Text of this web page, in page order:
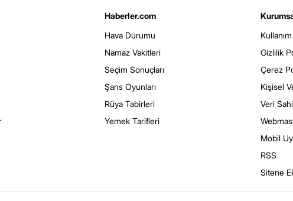
Haberler.com
Hava Durumu
Namaz Vakitleri
Seçim Sonuçları
Şans Oyunları
Rüya Tabirleri
Yemek Tarifleri
Gizlilik
Çerez
Kişisel
Veri
Mobil
RSS
Sitene